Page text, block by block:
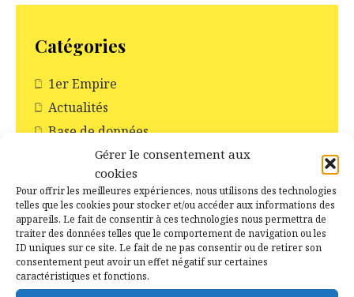
Gérer le consentement aux
cookies
Pour offrir les meilleures expériences, nous utilisons des technologies
telles que les cookies pour stocker et/ou accéder aux informations des
appareils. Le fait de consentir à ces technologies nous permettra de
traiter des données telles que le comportement de navigation ou les
ID uniques sur ce site. Le fait de ne pas consentir ou de retirer son
consentement peut avoir un effet négatif sur certaines
caractéristiques et fonctions.
Catégories
1er Empire
Actualités
Base de données
Campé Créole
Comité des fêtes de Campénéac
Ecole
Faire-part de décès
Fête d’antan
Fichier de décès de l'INSEE